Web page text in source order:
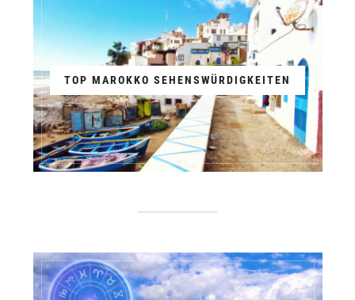
TOP MAROKKO SEHENSWÜRDIGKEITEN